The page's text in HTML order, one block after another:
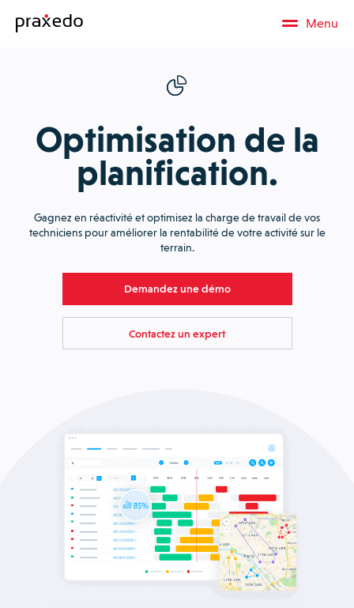
Menu
Optimisation de la
planification.
Gagnez en réactivité et optimisez la charge de travail de vos
techniciens pour améliorer la rentabilité de votre activité sur le
terrain.
Demandez une démo
Contactez un expert